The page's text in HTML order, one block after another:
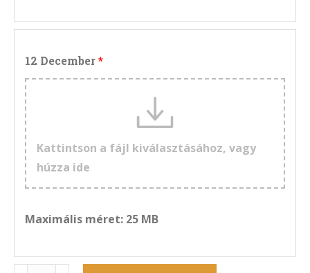
12 December
Kattintson a fájl kiválasztásához, vagy
húzza ide
Maximális méret: 25 MB